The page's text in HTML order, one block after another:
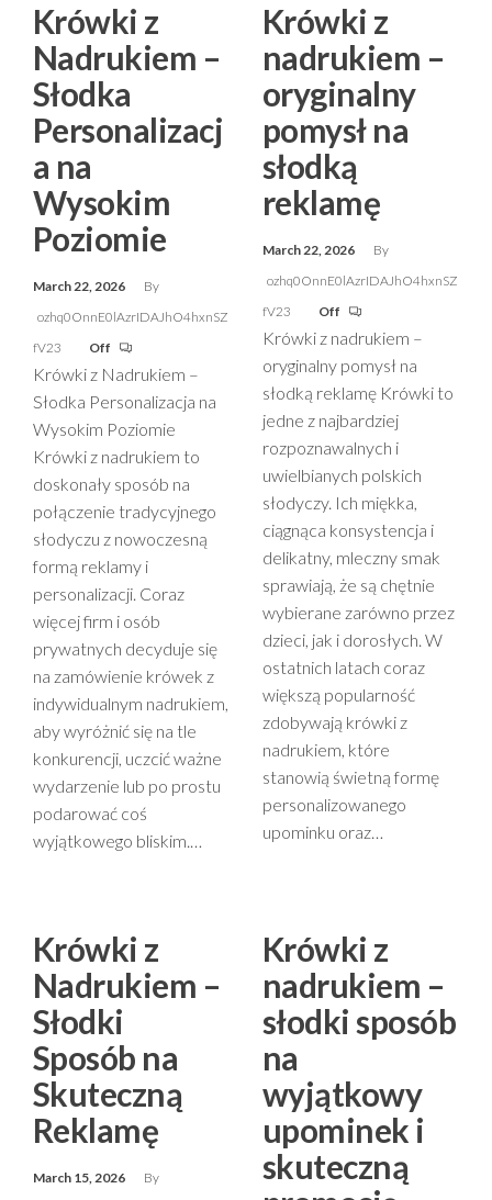
Krówki z
Nadrukiem –
Słodka
Personalizacj
a na
Wysokim
Poziomie
March 22, 2026
By
ozhq0OnnE0lAzrIDAJhO4hxnSZ
fV23
Off
Krówki z Nadrukiem –
Słodka Personalizacja na
Wysokim Poziomie
Krówki z nadrukiem to
doskonały sposób na
połączenie tradycyjnego
słodyczu z nowoczesną
formą reklamy i
personalizacji. Coraz
więcej firm i osób
prywatnych decyduje się
na zamówienie krówek z
indywidualnym nadrukiem,
aby wyróżnić się na tle
konkurencji, uczcić ważne
wydarzenie lub po prostu
podarować coś
wyjątkowego bliskim.…
Krówki z
nadrukiem –
oryginalny
pomysł na
słodką
reklamę
March 22, 2026
By
ozhq0OnnE0lAzrIDAJhO4hxnSZ
fV23
Off
Krówki z nadrukiem –
oryginalny pomysł na
słodką reklamę Krówki to
jedne z najbardziej
rozpoznawalnych i
uwielbianych polskich
słodyczy. Ich miękka,
ciągnąca konsystencja i
delikatny, mleczny smak
sprawiają, że są chętnie
wybierane zarówno przez
dzieci, jak i dorosłych. W
ostatnich latach coraz
większą popularność
zdobywają krówki z
nadrukiem, które
stanowią świetną formę
personalizowanego
upominku oraz…
Krówki z
Nadrukiem –
Słodki
Sposób na
Skuteczną
Reklamę
March 15, 2026
By
Krówki z
nadrukiem –
słodki sposób
na
wyjątkowy
upominek i
skuteczną